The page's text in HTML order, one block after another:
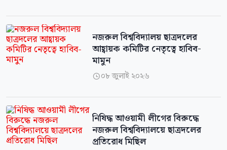
নজরুল বিশ্ববিদ্যালয় ছাত্রদলের
আহ্বায়ক কমিটির নেতৃত্বে হাবিব-
মামুন
০৮ জুলাই ২০২৬
নিষিদ্ধ আওয়ামী লীগের বিরুদ্ধে
নজরুল বিশ্ববিদ্যালয়ে ছাত্রদলের
প্রতিরোধ মিছিল